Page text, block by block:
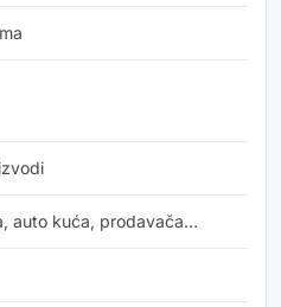
auto kuća, prodavača…